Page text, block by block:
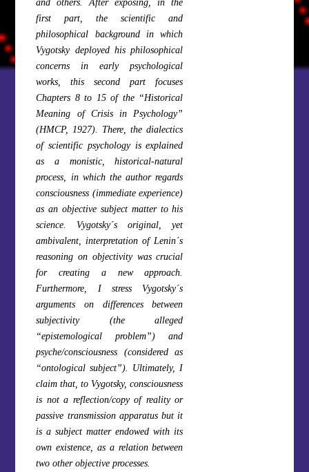
first part, the scientific and
philosophical background in which
Vygotsky deployed his philosophical
concerns in early psychological
works, this second part focuses
Chapters 8 to 15 of the “Historical
Meaning of Crisis in Psychology”
(HMCP, 1927). There, the dialectics
of scientific psychology is explained
as a monistic, historical-natural
process, in which the author regards
consciousness (immediate experience)
as an objective subject matter to his
science. Vygotsky´s original, yet
ambivalent, interpretation of Lenin´s
reasoning on objectivity was crucial
for creating a new approach.
Furthermore, I stress Vygotsky´s
arguments on differences between
subjectivity (the alleged
“epistemological problem”) and
psyche/consciousness (considered as
“ontological subject”). Ultimately, I
claim that, to Vygotsky, consciousness
is not a reflection/copy of reality or
passive transmission apparatus but it
is a subject matter endowed with its
own existence, as a relation between
two other objective processes.